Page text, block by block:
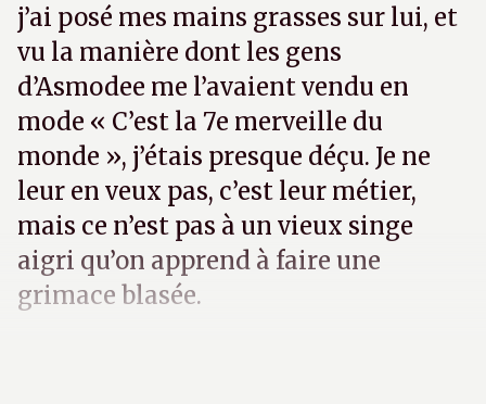
j’ai posé mes mains grasses sur lui, et
vu la manière dont les gens
d’Asmodee me l’avaient vendu en
mode « C’est la 7e merveille du
monde », j’étais presque déçu. Je ne
leur en veux pas, c’est leur métier,
mais ce n’est pas à un vieux singe
aigri qu’on apprend à faire une
grimace blasée.